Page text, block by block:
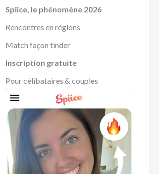
Spiice, le phénomène 2026
Rencontres en régions
Match façon tinder
Inscription gratuite
Pour célibataires & couples